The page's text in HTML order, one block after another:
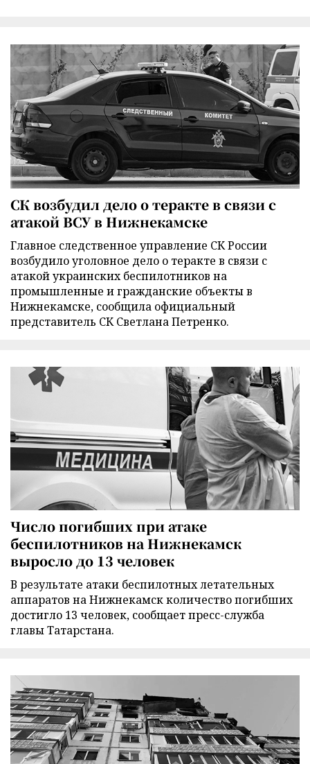
СК возбудил дело о теракте в связи с
атакой ВСУ в Нижнекамске
Главное следственное управление СК России
возбудило уголовное дело о теракте в связи с
атакой украинских беспилотников на
промышленные и гражданские объекты в
Нижнекамске, сообщила официальный
представитель СК Светлана Петренко.
Число погибших при атаке
беспилотников на Нижнекамск
выросло до 13 человек
В результате атаки беспилотных летательных
аппаратов на Нижнекамск количество погибших
достигло 13 человек, сообщает пресс-служба
главы Татарстана.